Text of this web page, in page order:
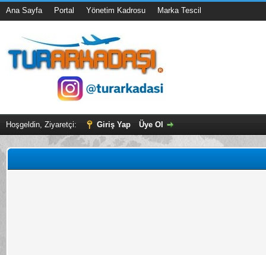
Ana Sayfa Portal Yönetim Kadrosu Marka Tescil
Hoşgeldin, Ziyaretçi: Giriş Yap Üye Ol